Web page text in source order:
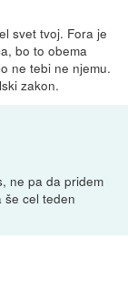
svet tvoj. Fora je
bo to obema
ne tebi ne njemu.
zakon.
ne pa da pridem
še cel teden